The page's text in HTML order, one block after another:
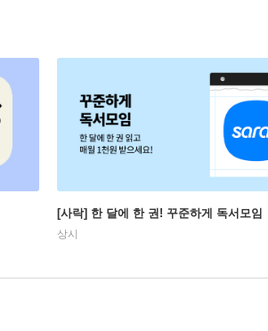
[사락] 한 달에 한 권! 꾸준하게 독서모임
상시